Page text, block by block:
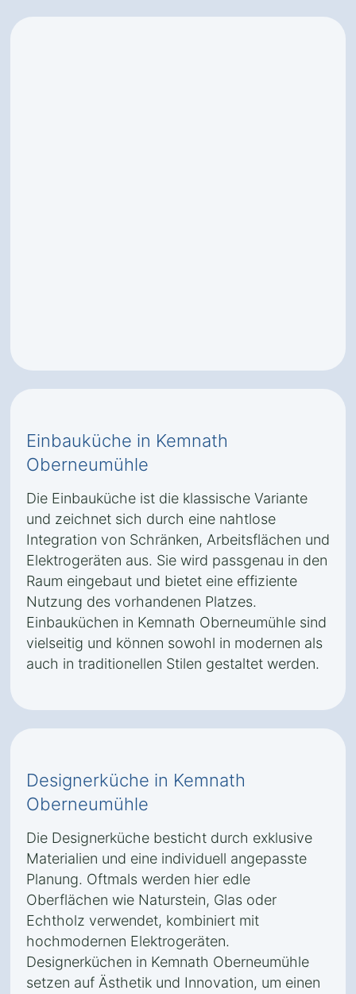
Einbauküche in Kemnath
Oberneumühle
Die Einbauküche ist die klassische Variante
und zeichnet sich durch eine nahtlose
Integration von Schränken, Arbeitsflächen und
Elektrogeräten aus. Sie wird passgenau in den
Raum eingebaut und bietet eine effiziente
Nutzung des vorhandenen Platzes.
Einbauküchen in Kemnath Oberneumühle sind
vielseitig und können sowohl in modernen als
auch in traditionellen Stilen gestaltet werden.
Designerküche in Kemnath
Oberneumühle
Die Designerküche besticht durch exklusive
Materialien und eine individuell angepasste
Planung. Oftmals werden hier edle
Oberflächen wie Naturstein, Glas oder
Echtholz verwendet, kombiniert mit
hochmodernen Elektrogeräten.
Designerküchen in Kemnath Oberneumühle
setzen auf Ästhetik und Innovation, um einen